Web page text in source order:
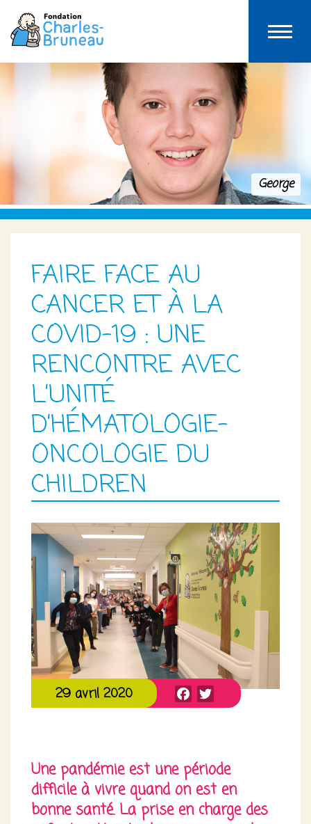
George
FAIRE FACE AU
CANCER ET À LA
COVID-19 : UNE
RENCONTRE AVEC
L’UNITÉ
D’HÉMATOLOGIE-
ONCOLOGIE DU
CHILDREN
29 avril 2020 Facebook
Twitter
Une pandémie est une période
difficile à vivre quand on est en
bonne santé. La prise en charge des